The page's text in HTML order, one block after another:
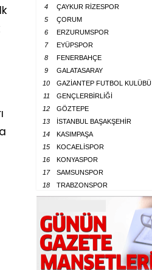
4
ÇAYKUR RİZESPOR
5
ÇORUM
6
ERZURUMSPOR
7
EYÜPSPOR
8
FENERBAHÇE
9
GALATASARAY
10
GAZİANTEP FUTBOL KULÜBÜ
11
GENÇLERBİRLİĞİ
12
GÖZTEPE
13
İSTANBUL BAŞAKŞEHİR
14
KASIMPAŞA
15
KOCAELİSPOR
16
KONYASPOR
17
SAMSUNSPOR
18
TRABZONSPOR